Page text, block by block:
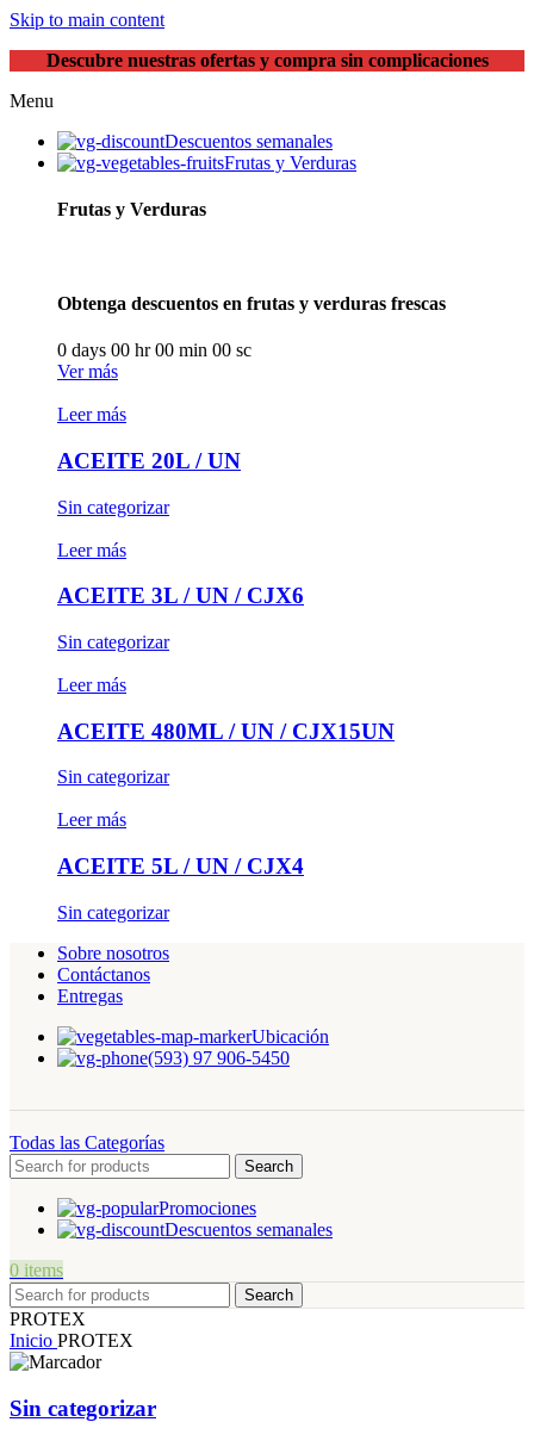
Skip to main content
Descubre nuestras ofertas y compra sin complicaciones
Menu
Descuentos semanales
Frutas y Verduras
Frutas y Verduras
Obtenga descuentos en frutas y verduras frescas
0 days 00 hr00 min 00 sc
Ver más
Leer más
ACEITE 20L / UN
Sin categorizar
Leer más
ACEITE 3L / UN / CJX6
Sin categorizar
Leer más
ACEITE 480ML / UN / CJX15UN
Sin categorizar
Leer más
ACEITE 5L / UN / CJX4
Sin categorizar
Sobre nosotros
Contáctanos
Entregas
Ubicación
(593) 97 906-5450
Todas las Categorías
Search
Promociones
Descuentos semanales
0 items
Search
PROTEX
Inicio PROTEX
Sin categorizar